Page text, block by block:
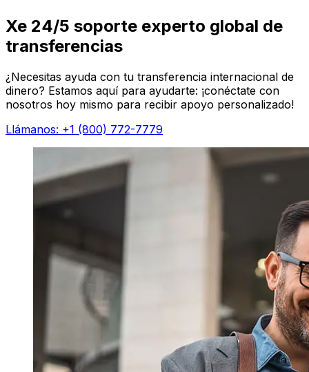
Xe 24/5 soporte experto global de
transferencias
¿Necesitas ayuda con tu transferencia internacional de
dinero? Estamos aquí para ayudarte: ¡conéctate con
nosotros hoy mismo para recibir apoyo personalizado!
Llámanos: +1 (800) 772-7779